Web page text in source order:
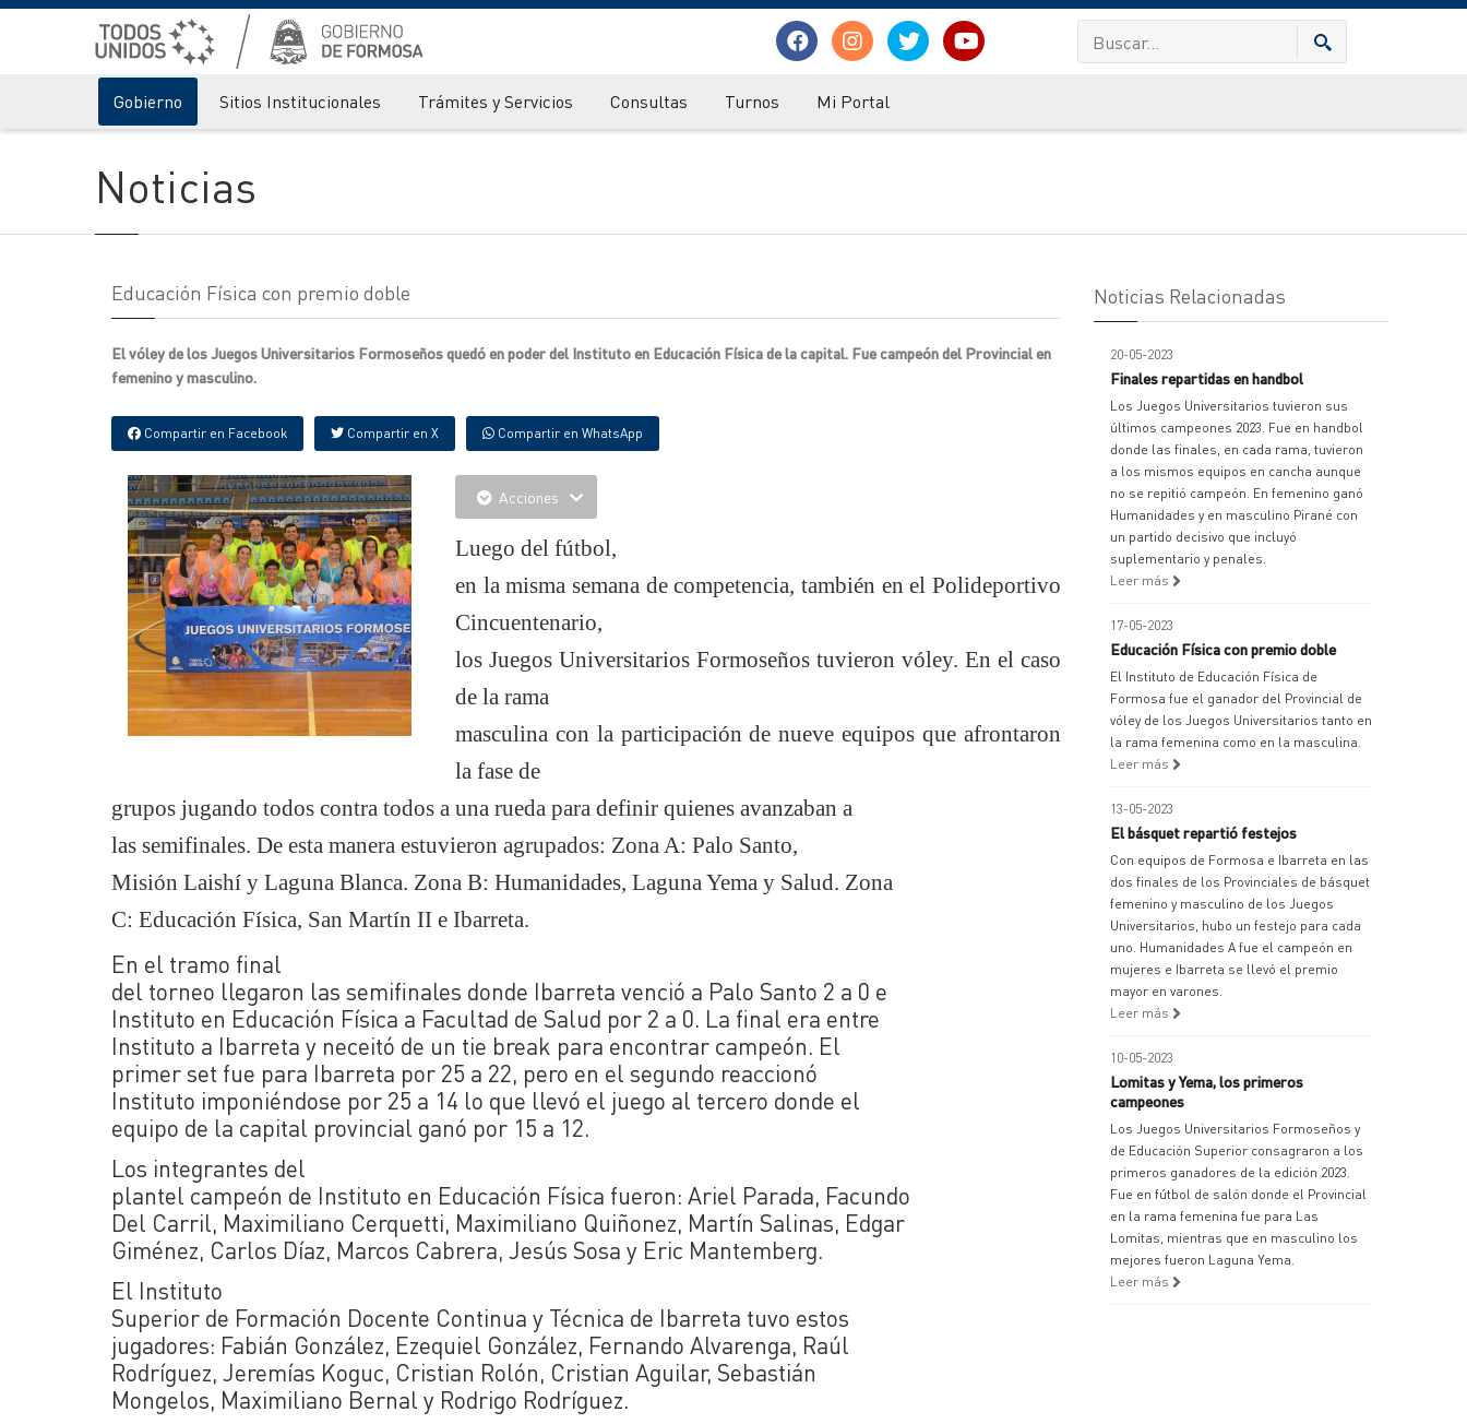
Gobierno Sitios Institucionales Trámites y Servicios Consultas Turnos Mi Portal
Noticias
Educación Física con premio doble
El vóley de los Juegos Universitarios Formoseños quedó en poder del Instituto en Educación Física de la capital. Fue campeón del Provincial en
femenino y masculino.
Compartir en Facebook Compartir en X Compartir en WhatsApp
Acciones
Luego del fútbol,
en la misma semana de competencia, también en el Polideportivo
Cincuentenario,
los Juegos Universitarios Formoseños tuvieron vóley. En el caso
de la rama
masculina con la participación de nueve equipos que afrontaron
la fase de
grupos jugando todos contra todos a una rueda para definir quienes avanzaban a
las semifinales. De esta manera estuvieron agrupados: Zona A: Palo Santo,
Misión Laishí y Laguna Blanca. Zona B: Humanidades, Laguna Yema y Salud. Zona
C: Educación Física, San Martín II e Ibarreta.
En el tramo final
del torneo llegaron las semifinales donde Ibarreta venció a Palo Santo 2 a 0 e
Instituto en Educación Física a Facultad de Salud por 2 a 0. La final era entre
Instituto a Ibarreta y neceitó de un tie break para encontrar campeón. El
primer set fue para Ibarreta por 25 a 22, pero en el segundo reaccionó
Instituto imponiéndose por 25 a 14 lo que llevó el juego al tercero donde el
equipo de la capital provincial ganó por 15 a 12.
Los integrantes del
plantel campeón de Instituto en Educación Física fueron: Ariel Parada, Facundo
Del Carril, Maximiliano Cerquetti, Maximiliano Quiñonez, Martín Salinas, Edgar
Giménez, Carlos Díaz, Marcos Cabrera, Jesús Sosa y Eric Mantemberg.
El Instituto
Superior de Formación Docente Continua y Técnica de Ibarreta tuvo estos
jugadores: Fabián González, Ezequiel González, Fernando Alvarenga, Raúl
Rodríguez, Jeremías Koguc, Cristian Rolón, Cristian Aguilar, Sebastián
Mongelos, Maximiliano Bernal y Rodrigo Rodríguez.
Noticias Relacionadas
20-05-2023
Finales repartidas en handbol
Los Juegos Universitarios tuvieron sus
últimos campeones 2023. Fue en handbol
donde las finales, en cada rama, tuvieron
a los mismos equipos en cancha aunque
no se repitió campeón. En femenino ganó
Humanidades y en masculino Pirané con
un partido decisivo que incluyó
suplementario y penales.
Leer más
17-05-2023
Educación Física con premio doble
El Instituto de Educación Física de
Formosa fue el ganador del Provincial de
vóley de los Juegos Universitarios tanto en
la rama femenina como en la masculina.
Leer más
13-05-2023
El básquet repartió festejos
Con equipos de Formosa e Ibarreta en las
dos finales de los Provinciales de básquet
femenino y masculino de los Juegos
Universitarios, hubo un festejo para cada
uno. Humanidades A fue el campeón en
mujeres e Ibarreta se llevó el premio
mayor en varones.
Leer más
10-05-2023
Lomitas y Yema, los primeros
campeones
Los Juegos Universitarios Formoseños y
de Educación Superior consagraron a los
primeros ganadores de la edición 2023.
Fue en fútbol de salón donde el Provincial
en la rama femenina fue para Las
Lomitas, mientras que en masculino los
mejores fueron Laguna Yema.
Leer más